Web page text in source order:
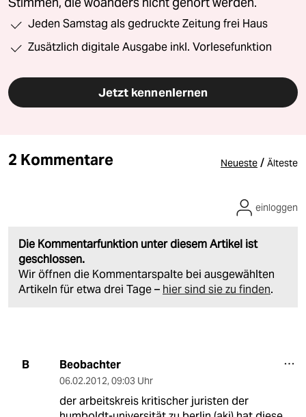
Jeden Samstag als gedruckte Zeitung frei Haus
Zusätzlich digitale Ausgabe inkl. Vorlesefunktion
Jetzt kennenlernen
2 Kommentare Neueste / Älteste
Die Kommentarfunktion unter diesem Artikel ist
geschlossen.
Wir öffnen die Kommentarspalte bei ausgewählten
Artikeln für etwa drei Tage – hier sind sie zu finden.
einloggen
B Beobachter
06.02.2012, 09:03 Uhr
der arbeitskreis kritischer juristen der